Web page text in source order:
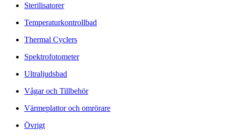
Sterilisatorer
Temperaturkontrollbad
Thermal Cyclers
Spektrofotometer
Ultraljudsbad
Vågar och Tillbehör
Värmeplattor och omrörare
Övrigt